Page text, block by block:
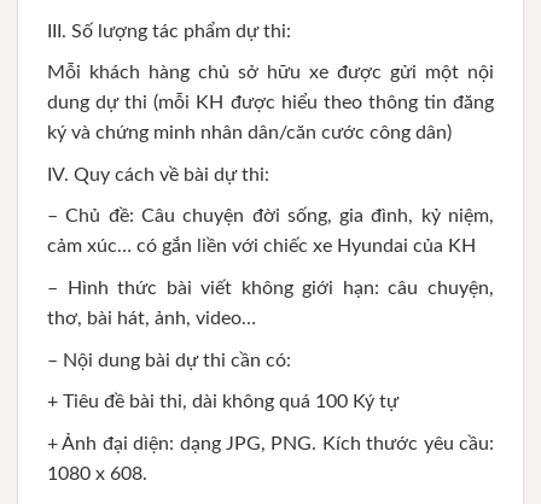
III. Số lượng tác phẩm dự thi:
Mỗi khách hàng chủ sở hữu xe được gửi một nội
dung dự thi (mỗi KH được hiểu theo thông tin đăng
ký và chứng minh nhân dân/căn cước công dân)
IV. Quy cách về bài dự thi:
– Chủ đề: Câu chuyện đời sống, gia đình, kỷ niệm,
cảm xúc… có gắn liền với chiếc xe Hyundai của KH
– Hình thức bài viết không giới hạn: câu chuyện,
thơ, bài hát, ảnh, video…
– Nội dung bài dự thi cần có:
+ Tiêu đề bài thi, dài không quá 100 Ký tự
+ Ảnh đại diện: dạng JPG, PNG. Kích thước yêu cầu:
1080 x 608.